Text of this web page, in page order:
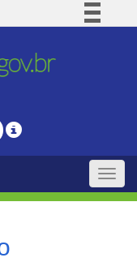
BR
Legislação
Toggle